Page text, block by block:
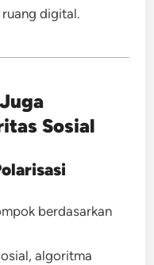
digital.
Sosial
berdasarkan
algoritma